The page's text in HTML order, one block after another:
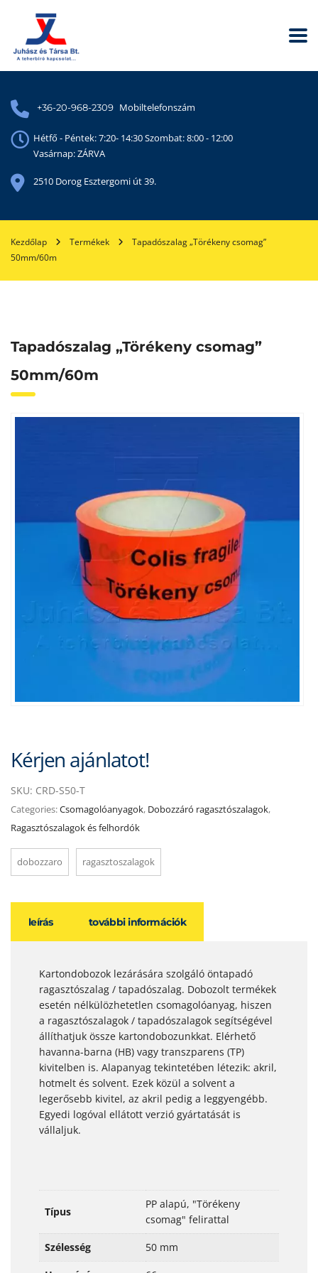
+36-20-968-2309 Mobiltelefonszám
Hétfő - Péntek: 7:20- 14:30 Szombat: 8:00 - 12:00
Vasárnap: ZÁRVA
2510 Dorog Esztergomi út 39.
Kezdőlap Termékek
Tapadószalag „Törékeny csomag”
50mm/60m
Tapadószalag „Törékeny csomag”
50mm/60m
Kérjen ajánlatot!
SKU: CRD-S50-T
Categories:Csomagolóanyagok, Dobozzáró ragasztószalagok,
Ragasztószalagok és felhordók
dobozzaro ragasztoszalagok
leírás további információk
Kartondobozok lezárására szolgáló öntapadó
ragasztószalag / tapadószalag. Dobozolt termékek
esetén nélkülözhetetlen csomagolóanyag, hiszen
a ragasztószalagok / tapadószalagok segítségével
állíthatjuk össze kartondobozunkkat. Elérhető
havanna-barna (HB) vagy transzparens (TP)
kivitelben is. Alapanyag tekintetében létezik: akril,
hotmelt és solvent. Ezek közül a solvent a
legerősebb kivitel, az akril pedig a leggyengébb.
Egyedi logóval ellátott verzió gyártatását is
vállaljuk.
Típus
PP alapú, "Törékeny
csomag" felirattal
Szélesség 50 mm